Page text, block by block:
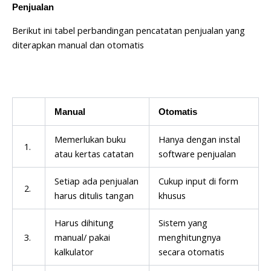
Penjualan
Berikut ini tabel perbandingan pencatatan penjualan yang
diterapkan manual dan otomatis
Manual Otomatis
1.
Memerlukan buku
atau kertas catatan
Hanya dengan instal
software penjualan
2.
Setiap ada penjualan
harus ditulis tangan
Cukup input di form
khusus
3.
Harus dihitung
manual/ pakai
kalkulator
Sistem yang
menghitungnya
secara otomatis